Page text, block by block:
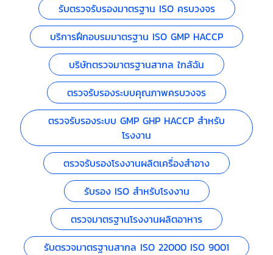
รับตรวจรับรองมาตรฐาน ISO ครบวงจร
บริการฝึกอบรมมาตรฐาน ISO GMP HACCP
บริษัทตรวจมาตรฐานสากล ใกล้ฉัน
ตรวจรับรองระบบคุณภาพครบวงจร
ตรวจรับรองระบบ GMP GHP HACCP สำหรับ
โรงงาน
ตรวจรับรองโรงงานผลิตเครื่องสำอาง
รับรอง ISO สำหรับโรงงาน
ตรวจมาตรฐานโรงงานผลิตอาหาร
รับตรวจมาตรฐานสากล ISO 22000 ISO 9001